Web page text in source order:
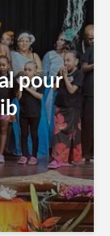
pour